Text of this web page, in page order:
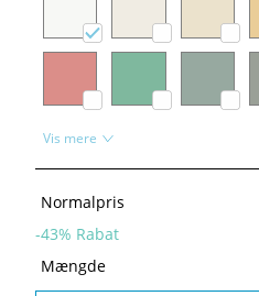
Vis mere
Normalpris
-43% Rabat
Mængde